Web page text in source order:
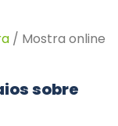
/ Mostra online
sobre